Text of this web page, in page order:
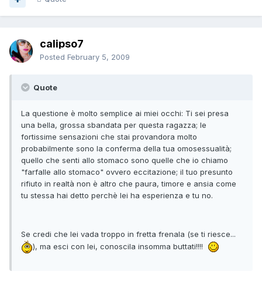
calipso7
Posted February 5, 2009
Quote
La questione è molto semplice ai miei occhi: Ti sei presa
una bella, grossa sbandata per questa ragazza; le
fortissime sensazioni che stai provandora molto
probabilmente sono la conferma della tua omosessualità;
quello che senti allo stomaco sono quelle che io chiamo
"farfalle allo stomaco" ovvero eccitazione; il tuo presunto
rifiuto in realtà non è altro che paura, timore e ansia come
tu stessa hai detto perchè lei ha esperienza e tu no.
Se credi che lei vada troppo in fretta frenala (se ti riesce...
), ma esci con lei, conoscila insomma buttati!!!!